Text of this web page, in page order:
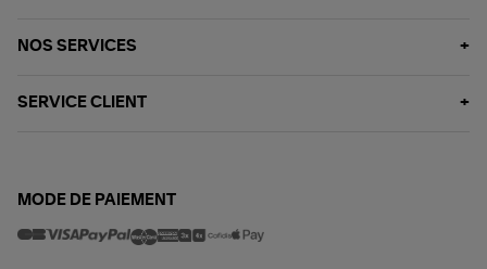
NOS SERVICES
SERVICE CLIENT
MODE DE PAIEMENT